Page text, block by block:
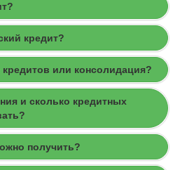
кредит?
или консолидация?
и сколько кредитных
получить?